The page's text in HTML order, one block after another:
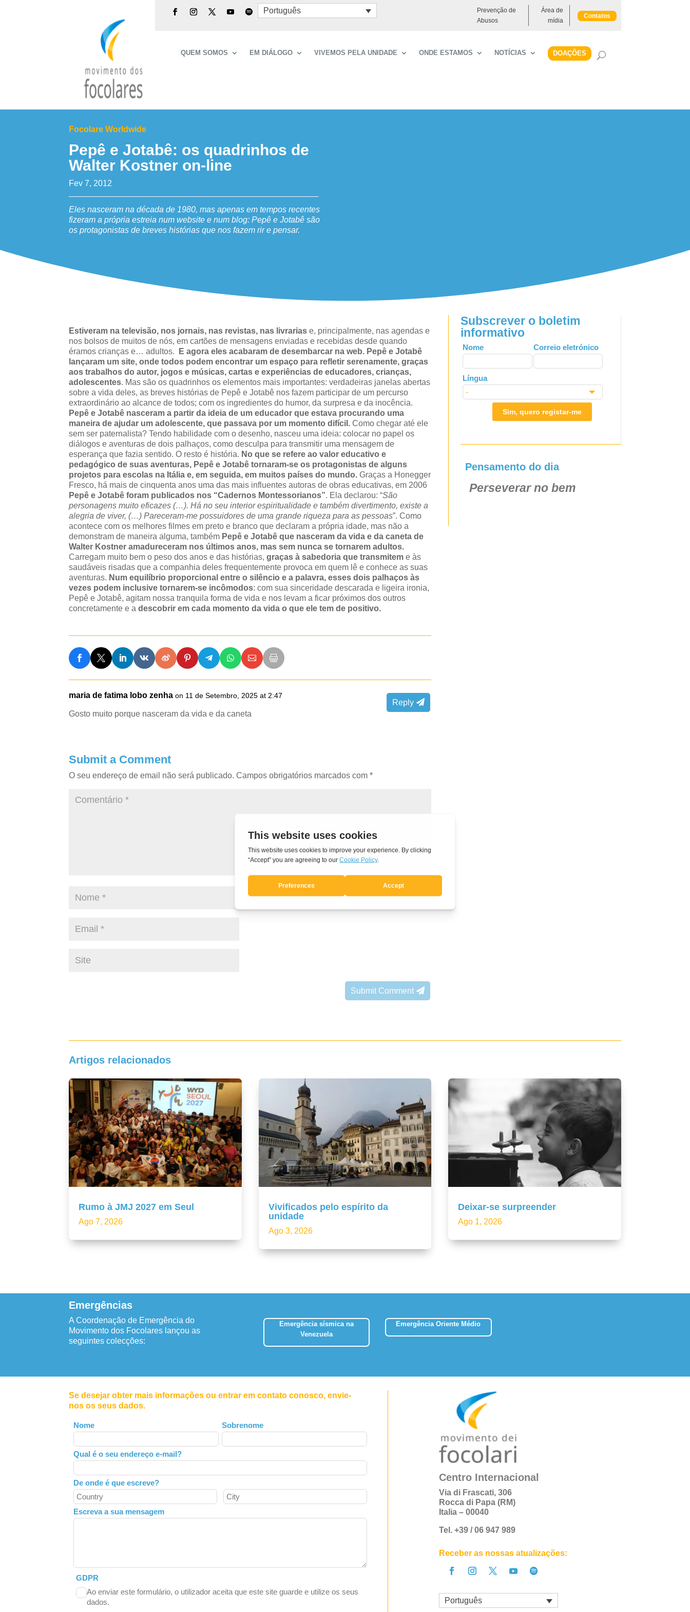
Português
Prevenção de
Abusos
Área de
mídia
Contatos
QUEM SOMOS EM DIÁLOGO VIVEMOS PELA UNIDADE ONDE ESTAMOS NOTÍCIAS DOAÇÕES
Focolare Worldwide
Pepê e Jotabê: os quadrinhos de
Walter Kostner on-line
Fev 7, 2012
Eles nasceram na década de 1980, mas apenas em tempos recentes
fizeram a própria estreia num website e num blog: Pepê e Jotabê são
os protagonistas de breves histórias que nos fazem rir e pensar.
Estiveram na televisão, nos jornais, nas revistas, nas livrarias e, principalmente, nas agendas e
nos bolsos de muitos de nós, em cartões de mensagens enviadas e recebidas desde quando
éramos crianças e… adultos.
E agora eles acabaram de desembarcar na web. Pepê e Jotabê
lançaram um site, onde todos podem encontrar um espaço para refletir serenamente, graças
aos trabalhos do autor, jogos e músicas, cartas e experiências de educadores, crianças,
adolescentes. Mas são os quadrinhos os elementos mais importantes: verdadeiras janelas abertas
sobre a vida deles, as breves histórias de Pepê e Jotabê nos fazem participar de um percurso
extraordinário ao alcance de todos; com os ingredientes do humor, da surpresa e da inocência.
Pepê e Jotabê nasceram a partir da ideia de um educador que estava procurando uma
maneira de ajudar um adolescente, que passava por um momento difícil.Como chegar até ele
sem ser paternalista? Tendo habilidade com o desenho, nasceu uma ideia: colocar no papel os
diálogos e aventuras de dois palhaços, como desculpa para transmitir uma mensagem de
esperança que fazia sentido. O resto é história. No que se refere ao valor educativo e
pedagógico de suas aventuras, Pepê e Jotabê tornaram-se os protagonistas de alguns
projetos para escolas na Itália e, em seguida, em muitos países do mundo.Graças a Honegger
Fresco, há mais de cinquenta anos uma das mais influentes autoras de obras educativas, em 2006
Pepê e Jotabê foram publicados nos “Cadernos Montessorianos”. Ela declarou: “São
personagens muito eficazes (…). Há no seu interior espiritualidade e também divertimento, existe a
alegria de viver, (…) Pareceram-me possuidores de uma grande riqueza para as pessoas”. Como
acontece com os melhores filmes em preto e branco que declaram a própria idade, mas não a
demonstram de maneira alguma, também Pepê e Jotabê que nasceram da vida e da caneta de
Walter Kostner amadureceram nos últimos anos, mas sem nunca se tornarem adultos.
Carregam muito bem o peso dos anos e das histórias,graças à sabedoria que transmitem e às
saudáveis risadas que a companhia deles frequentemente provoca em quem lê e conhece as suas
aventuras. Num equilíbrio proporcional entre o silêncio e a palavra, esses dois palhaços às
vezes podem inclusive tornarem-se incômodos: com sua sinceridade descarada e ligeira ironia,
Pepê e Jotabê, agitam nossa tranquila forma de vida e nos levam a ficar próximos dos outros
concretamente e adescobrir em cada momento da vida o que ele tem de positivo.
maria de fatima lobo zenha on 11 de Setembro, 2025 at 2:47
Gosto muito porque nasceram da vida e da caneta
Reply
Submit a Comment
O seu endereço de email não será publicado. Campos obrigatórios marcados com*
Submit Comment
Subscrever o boletim
informativo
Leave
this
field
blank
Nome Correio eletrónico
Língua
Sim, quero registar-me
Pensamento do dia
Perseverar no bem
Artigos relacionados
Rumo à JMJ 2027 em Seul
Ago 7, 2026
Vivificados pelo espírito da
unidade
Ago 3, 2026
Deixar-se surpreender
Ago 1, 2026
Emergências
A Coordenação de Emergência do
Movimento dos Focolares lançou as
seguintes colecções:
Emergência sísmica na
Venezuela
Emergência Oriente Médio
Se desejar obter mais informações ou entrar em contato conosco, envie-
nos os seus dados.
Leave
this
field
blank
Nome Sobrenome
Qual é o seu endereço e-mail?
De onde é que escreve?
Escreva a sua mensagem
GDPR
Ao enviar este formulário, o utilizador aceita que este site guarde e utilize os seus
dados.
Centro Internacional
Via di Frascati, 306
Rocca di Papa (RM)
Italia – 00040
Tel. +39 / 06 947 989
Receber as nossas atualizações:
Português